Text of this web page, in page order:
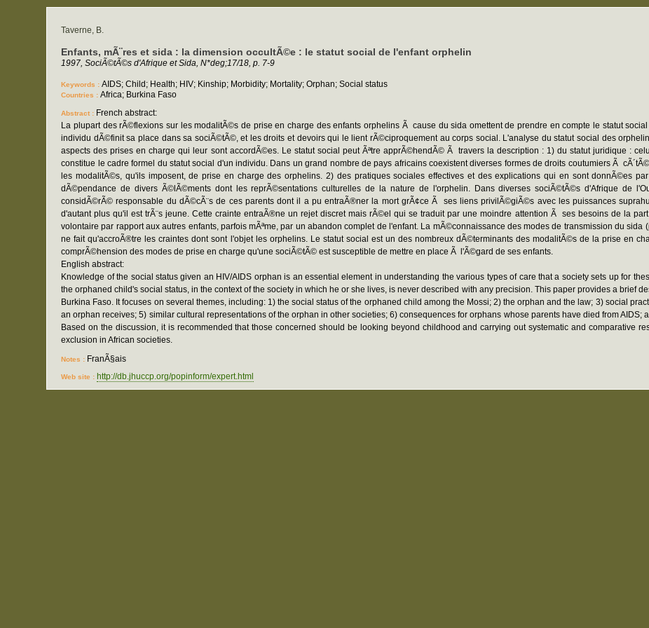
Taverne, B.
Enfants, mÃ¨res et sida : la dimension occultÃ©e : le statut social de l'enfant orphelin
1997, SociÃ©tÃ©s d'Afrique et Sida, N*deg;17/18, p. 7-9
Keywords :AIDS; Child; Health; HIV; Kinship; Morbidity; Mortality; Orphan; Social status
Countries :Africa; Burkina Faso
Abstract : French abstract:
La plupart des rÃ©flexions sur les modalitÃ©s de prise en charge des enfants orphelins Ã cause du sida omettent de prendre en compte le statut
individu dÃ©finit sa place dans sa sociÃ©tÃ©, et les droits et devoirs qui le lient rÃ©ciproquement au corps social. L'analyse du statut social des
aspects des prises en charge qui leur sont accordÃ©es. Le statut social peut Ãªtre apprÃ©hendÃ© Ã travers la description : 1) du statut juridique :
constitue le cadre formel du statut social d'un individu. Dans un grand nombre de pays africains coexistent diverses formes de droits coutumiers Ã
les modalitÃ©s, qu'ils imposent, de prise en charge des orphelins. 2) des pratiques sociales effectives et des explications qui en sont donnÃ©es
dÃ©pendance de divers Ã©lÃ©ments dont les reprÃ©sentations culturelles de la nature de l'orphelin. Dans diverses sociÃ©tÃ©s d'Afrique de
considÃ©rÃ© responsable du dÃ©cÃ¨s de ces parents dont il a pu entraÃ®ner la mort grÃ¢ce Ã ses liens privilÃ©giÃ©s avec les puissances
d'autant plus qu'il est trÃ¨s jeune. Cette crainte entraÃ®ne un rejet discret mais rÃ©el qui se traduit par une moindre attention Ã ses besoins de la
volontaire par rapport aux autres enfants, parfois mÃªme, par un abandon complet de l'enfant. La mÃ©connaissance des modes de transmission du
ne fait qu'accroÃ®tre les craintes dont sont l'objet les orphelins. Le statut social est un des nombreux dÃ©terminants des modalitÃ©s de la prise en
comprÃ©hension des modes de prise en charge qu'une sociÃ©tÃ© est susceptible de mettre en place Ã l'Ã©gard de ses enfants.
English abstract:
Knowledge of the social status given an HIV/AIDS orphan is an essential element in understanding the various types of care that a society sets up for
the orphaned child's social status, in the context of the society in which he or she lives, is never described with any precision. This paper provides a brief
Burkina Faso. It focuses on several themes, including: 1) the social status of the orphaned child among the Mossi; 2) the orphan and the law; 3) social
an orphan receives; 5) similar cultural representations of the orphan in other societies; 6) consequences for orphans whose parents have died from
Based on the discussion, it is recommended that those concerned should be looking beyond childhood and carrying out systematic and comparative
exclusion in African societies.
Notes : FranÃ§ais
Web site : http://db.jhuccp.org/popinform/expert.html